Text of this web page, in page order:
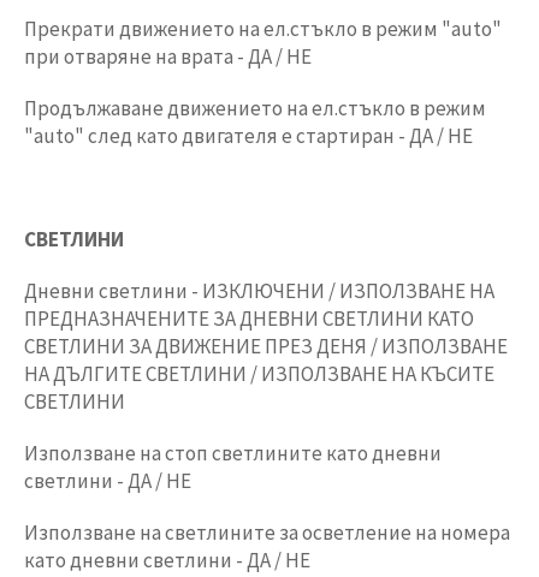
Прекрати движението на ел.стъкло в режим "auto"
при отваряне на врата - ДА / НЕ
Продължаване движението на ел.стъкло в режим
"auto" след като двигателя е стартиран - ДА / НЕ
СВЕТЛИНИ
Дневни светлини - ИЗКЛЮЧЕНИ / ИЗПОЛЗВАНЕ НА
ПРЕДНАЗНАЧЕНИТЕ ЗА ДНЕВНИ СВЕТЛИНИ КАТО
СВЕТЛИНИ ЗА ДВИЖЕНИЕ ПРЕЗ ДЕНЯ / ИЗПОЛЗВАНЕ
НА ДЪЛГИТЕ СВЕТЛИНИ / ИЗПОЛЗВАНЕ НА КЪСИТЕ
СВЕТЛИНИ
Използване на стоп светлините като дневни
светлини - ДА / НЕ
Използване на светлините за осветление на номера
като дневни светлини - ДА / НЕ